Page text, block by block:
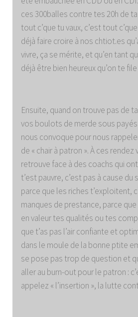
ces 300balles contre tes 20h de
tout c’que tu vaux, c’est tout
déjà faire croire à nos chtiot.es
vivre, ça se mérite, et qu’en tant
déjà être bien heureux qu’on te
Ensuite, quand on trouve pas de
vos boulots de merde sous
nous convoque pour nous
de « chair à patron ». À ces rendez
retrouve face à des coachs qui ont
t’est pauvre, c’est pas à cause
parce que les riches t’exploitent,
manques de prestance, parce
en valeur tes qualités ou tes
que t’as pas l’air confiante et
dans le moule de la bonne ptite
se pose pas trop de question et
aller au burn-out pour le patron :
appelez « l’insertion », la lutte